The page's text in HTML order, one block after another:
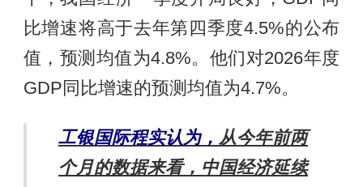
比增速将高于去年第四季度4.5%的公布
值，预测均值为4.8%。他们对2026年度
GDP同比增速的预测均值为4.7%。
工银国际程实认为， 从今年前两
个月的数据来看，中国经济延续